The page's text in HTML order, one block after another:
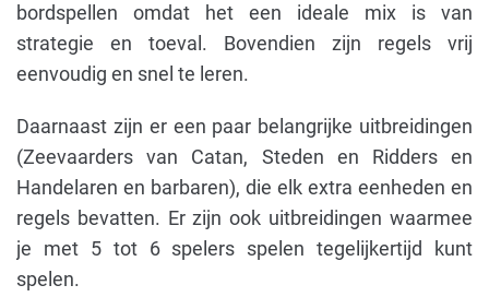
bordspellen omdat het een ideale mix is van
strategie en toeval. Bovendien zijn regels vrij
eenvoudig en snel te leren.
Daarnaast zijn er een paar belangrijke uitbreidingen
(Zeevaarders van Catan, Steden en Ridders en
Handelaren en barbaren), die elk extra eenheden en
regels bevatten. Er zijn ook uitbreidingen waarmee
je met 5 tot 6 spelers spelen tegelijkertijd kunt
spelen.